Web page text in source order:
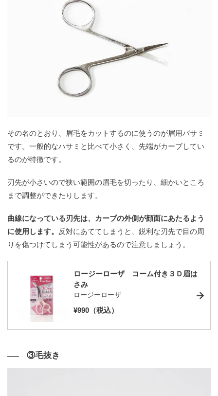
その名のとおり、眉毛をカットするのに使うのが眉用バサミ
です。一般的なハサミと比べて小さく、先端がカーブしてい
るのが特徴です。
刃先が小さいので狭い範囲の眉毛を切ったり、細かいところ
まで調整ができたりします。
曲線になっている刃先は、カーブの外側が顔面にあたるよう
に使用します。 反対にあててしまうと、鋭利な刃先で目の周
りを傷つけてしまう可能性があるので注意しましょう。
ロージーローザ コーム付き３Ｄ眉は
さみ
ロージーローザ
¥990（税込）
③毛抜き